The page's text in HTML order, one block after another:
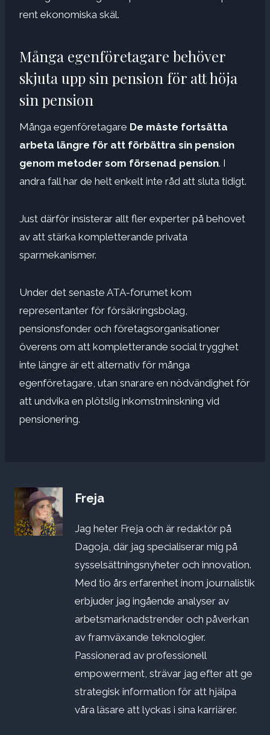
rent ekonomiska skäl.
Många egenföretagare behöver
skjuta upp sin pension för att höja
sin pension
Många egenföretagare De måste fortsätta
arbeta längre för att förbättra sin pension
genom metoder som försenad pension. I
andra fall har de helt enkelt inte råd att sluta tidigt.
Just därför insisterar allt fler experter på behovet
av att stärka kompletterande privata
sparmekanismer.
Under det senaste ATA-forumet kom
representanter för försäkringsbolag,
pensionsfonder och företagsorganisationer
överens om att kompletterande social trygghet
inte längre är ett alternativ för många
egenföretagare, utan snarare en nödvändighet för
att undvika en plötslig inkomstminskning vid
pensionering.
Freja
Jag heter Freja och är redaktör på
Dagoja, där jag specialiserar mig på
sysselsättningsnyheter och innovation.
Med tio års erfarenhet inom journalistik
erbjuder jag ingående analyser av
arbetsmarknadstrender och påverkan
av framväxande teknologier.
Passionerad av professionell
empowerment, strävar jag efter att ge
strategisk information för att hjälpa
våra läsare att lyckas i sina karriärer.